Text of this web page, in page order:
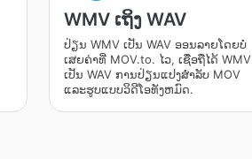
WMV ເຖິງ WAV
ປ່ຽນ WMV ເປັນ WAV ອອນລາຍໂດຍບໍ່
ເສຍຄ່າທີ່ MOV.to. ໄວ, ເຊື່ອຖືໄດ້ WMV
ເປັນ WAV ການປ່ຽນແປງສໍາລັບ MOV
ແລະຮູບແບບວິດີໂອທັງຫມົດ.